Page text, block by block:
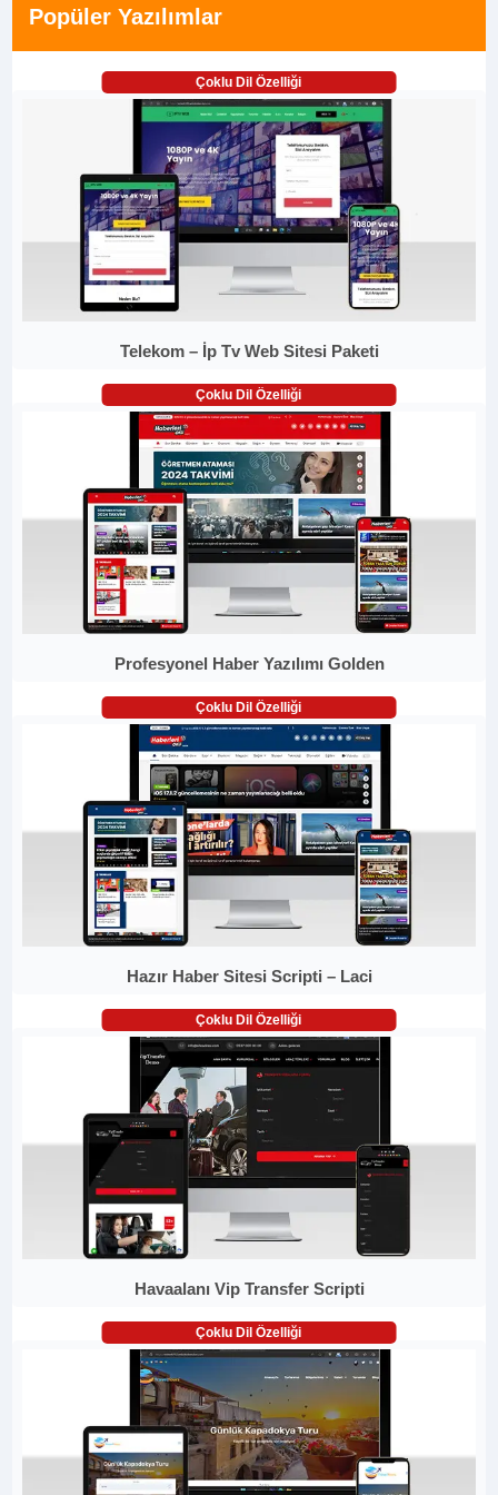
Popüler Yazılımlar
Çoklu Dil Özelliği
Telekom – İp Tv Web Sitesi Paketi
Çoklu Dil Özelliği
Profesyonel Haber Yazılımı Golden
Çoklu Dil Özelliği
Hazır Haber Sitesi Scripti – Laci
Çoklu Dil Özelliği
Havaalanı Vip Transfer Scripti
Çoklu Dil Özelliği